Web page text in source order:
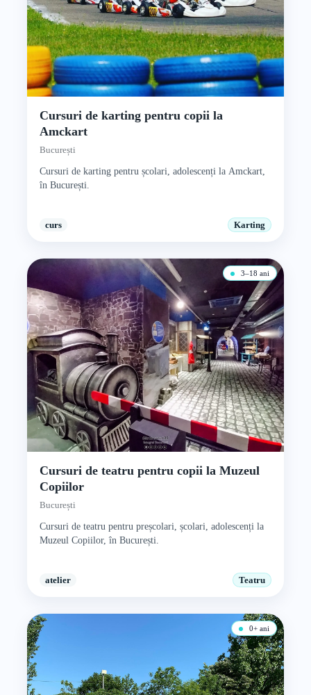
Cursuri de karting pentru copii la
Amckart
București
Cursuri de karting pentru școlari, adolescenți la Amckart,
în București.
curs Karting
3–18 ani
Cursuri de teatru pentru copii la Muzeul
Copiilor
București
Cursuri de teatru pentru preșcolari, școlari, adolescenți la
Muzeul Copiilor, în București.
atelier Teatru
0+ ani